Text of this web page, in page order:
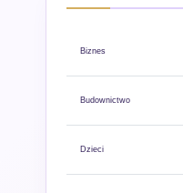
Biznes
Budownictwo
Dzieci